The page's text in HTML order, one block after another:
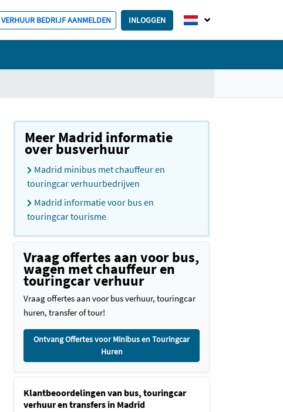
BEDRIJF AANMELDEN INLOGGEN
Meer Madrid informatie
over busverhuur
Madrid minibus met chauffeur en
touringcar verhuurbedrijven
Madrid informatie voor bus en
touringcar tourisme
Vraag offertes aan voor bus,
wagen met chauffeur en
touringcar verhuur
Vraag offertes aan voor bus verhuur, touringcar
huren, transfer of tour!
Ontvang Offertes voor Minibus en Touringcar
Huren
Klantbeoordelingen van bus, touringcar
verhuur en transfers in Madrid